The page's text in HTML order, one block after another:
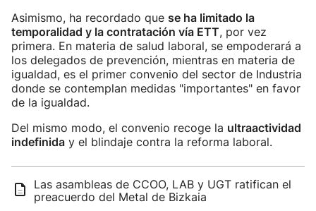
Asimismo, ha recordado que se ha limitado la
temporalidad y la contratación vía ETT, por vez
primera. En materia de salud laboral, se empoderará a
los delegados de prevención, mientras en materia de
igualdad, es el primer convenio del sector de Industria
donde se contemplan medidas "importantes" en favor
de la igualdad.
Del mismo modo, el convenio recoge la ultraactividad
indefinida y el blindaje contra la reforma laboral.
Las asambleas de CCOO, LAB y UGT ratifican el
preacuerdo del Metal de Bizkaia